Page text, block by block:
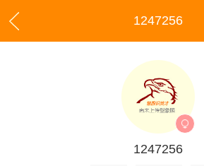
1247256
1247256